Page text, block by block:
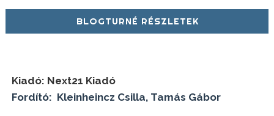
BLOGTURNÉ RÉSZLETEK
Kiadó: Next21 Kiadó
Fordító: Kleinheincz Csilla, Tamás Gábor